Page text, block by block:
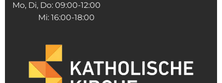
Mo, Di, Do: 09:00-12:00
Mi: 16:00-18:00